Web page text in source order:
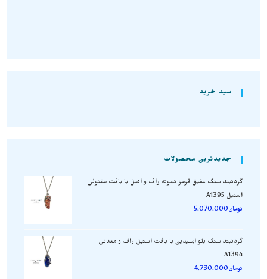
سبد خرید
جدیدترین محصولات
گردنبند سنگ عقیق قرمز نمونه راف و اصل با بافت مفتولی
استیل A1395
تومان5.070.000
گردنبند سنگ بلو ابسیدین با بافت استیل راف و معدنی
A1394
تومان4.730.000